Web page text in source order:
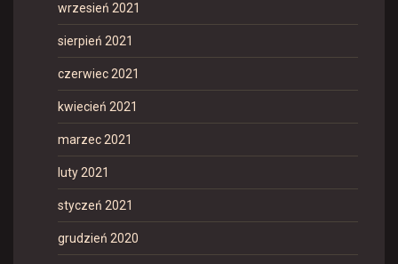
wrzesień 2021
sierpień 2021
czerwiec 2021
kwiecień 2021
marzec 2021
luty 2021
styczeń 2021
grudzień 2020